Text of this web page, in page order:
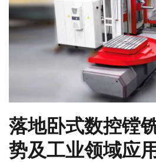
落地卧式数控镗
势及工业领域应用